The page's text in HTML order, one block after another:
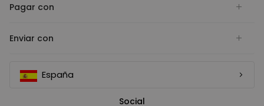
Pagar con
Enviar con
España
Social